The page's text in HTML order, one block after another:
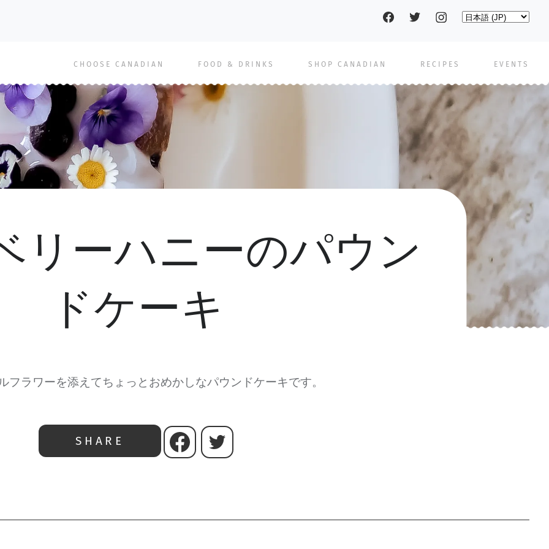
Social
pages
Select
Main
navigation
CHOOSE CANADIAN FOOD & DRINKS SHOP CANADIAN RECIPES EVENTS
リーハニーのパウン
ドケーキ
フラワーを添えてちょっとおめかしなパウンドケーキです。
SHARE